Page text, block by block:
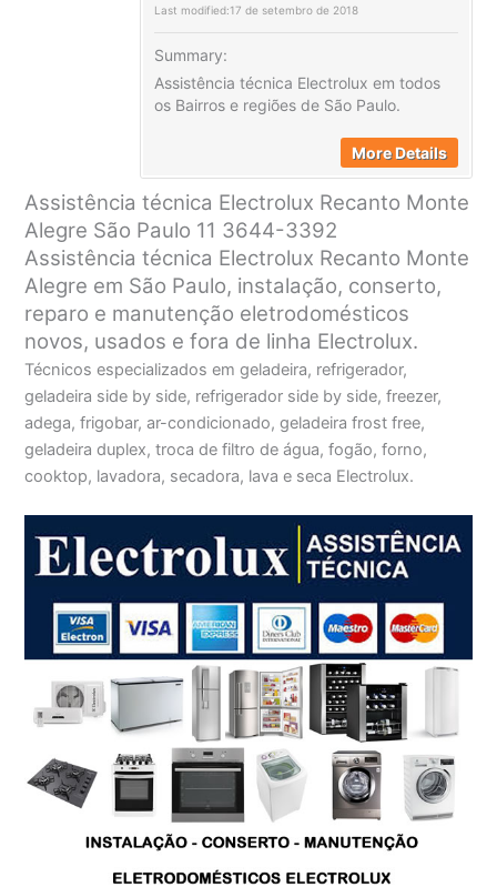
Last modified:17 de setembro de 2018
Summary:
Assistência técnica Electrolux em todos
os Bairros e regiões de São Paulo.
More Details
Assistência técnica Electrolux Recanto Monte
Alegre São Paulo 11 3644-3392
Assistência técnica Electrolux Recanto Monte
Alegre em São Paulo, instalação, conserto,
reparo e manutenção eletrodomésticos
novos, usados e fora de linha Electrolux.
Técnicos especializados em geladeira, refrigerador,
geladeira side by side, refrigerador side by side, freezer,
adega, frigobar, ar-condicionado, geladeira frost free,
geladeira duplex, troca de filtro de água, fogão, forno,
cooktop, lavadora, secadora, lava e seca Electrolux.